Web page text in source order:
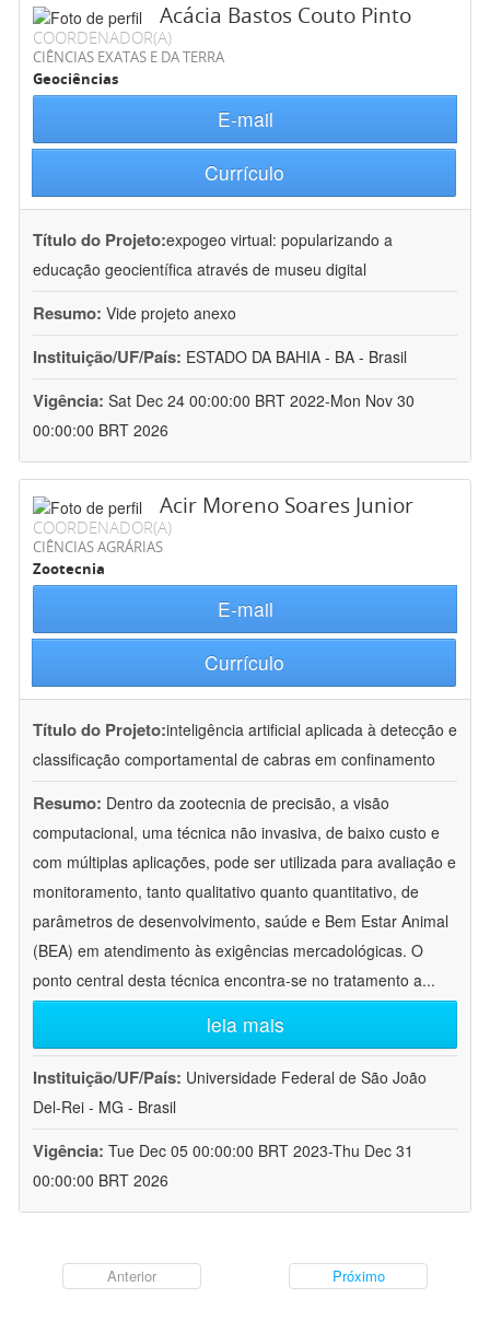
Acácia Bastos Couto Pinto
COORDENADOR(A)
CIÊNCIAS EXATAS E DA TERRA
Geociências
E-mail
Currículo
Título do Projeto:expogeo virtual: popularizando a
educação geocientífica através de museu digital
Resumo: Vide projeto anexo
Instituição/UF/País: ESTADO DA BAHIA - BA - Brasil
Vigência: Sat Dec 24 00:00:00 BRT 2022-Mon Nov 30
00:00:00 BRT 2026
Acir Moreno Soares Junior
COORDENADOR(A)
CIÊNCIAS AGRÁRIAS
Zootecnia
E-mail
Currículo
Título do Projeto:inteligência artificial aplicada à detecção e
classificação comportamental de cabras em confinamento
Resumo: Dentro da zootecnia de precisão, a visão
computacional, uma técnica não invasiva, de baixo custo e
com múltiplas aplicações, pode ser utilizada para avaliação e
monitoramento, tanto qualitativo quanto quantitativo, de
parâmetros de desenvolvimento, saúde e Bem Estar Animal
(BEA) em atendimento às exigências mercadológicas. O
ponto central desta técnica encontra-se no tratamento a...
leia mais
Instituição/UF/País: Universidade Federal de São João
Del-Rei - MG - Brasil
Vigência: Tue Dec 05 00:00:00 BRT 2023-Thu Dec 31
00:00:00 BRT 2026
Anterior Próximo